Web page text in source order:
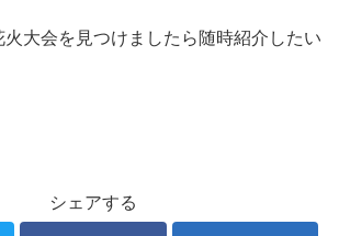
火大会を見つけましたら随時紹介したい
シェアする